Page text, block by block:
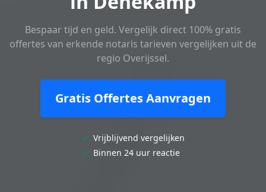
Bespaar tijd en geld. Vergelijk direct 100% gratis
offertes van erkende notaris tarieven vergelijken uit de
regio Overijssel.
Gratis Offertes Aanvragen
✓ Vrijblijvend vergelijken
✓ Binnen 24 uur reactie